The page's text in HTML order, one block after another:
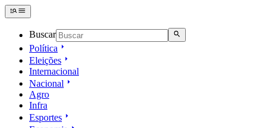
Buscar
Política
Eleições
Internacional
Nacional
Agro
Infra
Esportes